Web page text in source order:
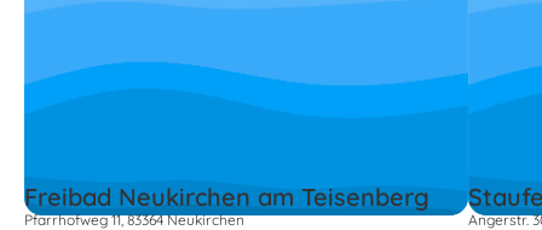
Freibad Neukirchen am Teisenberg
Pfarrhofweg 11, 83364 Neukirchen Angerstr.